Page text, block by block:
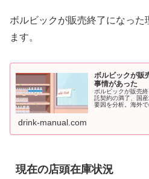
ボルビックが販売終了になっ
ます。
ボルビックが販
事情があった
ボルビックが販売
託契約の満了、国
要因を分析。海外
drink-manual.com
現在の店頭在庫状況